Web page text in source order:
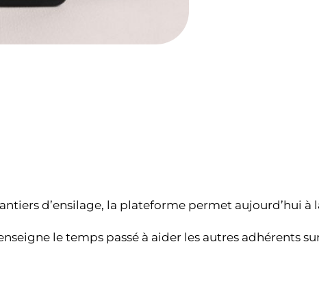
d’ensilage, la plateforme permet aujourd’hui
le temps passé à aider les autres adhérents